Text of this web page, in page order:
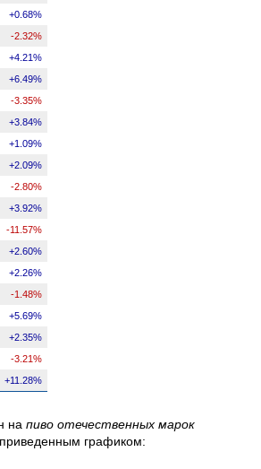
0.68%
-2.32%
4.21%
6.49%
-3.35%
3.84%
1.09%
2.09%
-2.80%
3.92%
-11.57%
2.60%
2.26%
-1.48%
5.69%
2.35%
-3.21%
11.28%
на пиво отечественных марок
графиком: